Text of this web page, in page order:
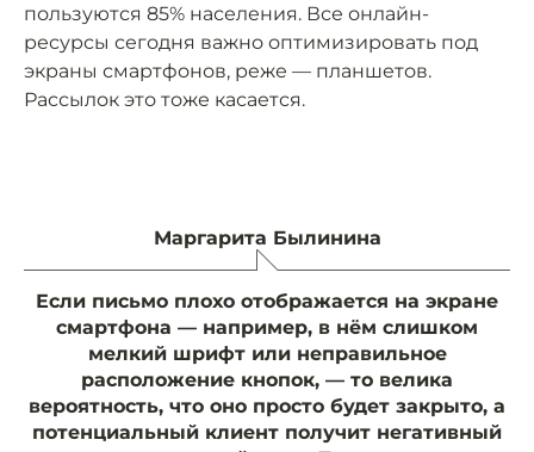
пользуются 85% населения. Все онлайн-
ресурсы сегодня важно оптимизировать под
экраны смартфонов, реже — планшетов.
Рассылок это тоже касается.
Маргарита Былинина
Если письмо плохо отображается на экране
смартфона — например, в нём слишком
мелкий шрифт или неправильное
расположение кнопок, — то велика
вероятность, что оно просто будет закрыто, а
потенциальный клиент получит негативный